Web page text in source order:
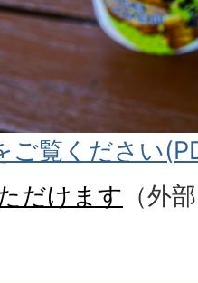
ご覧ください
だけます （外